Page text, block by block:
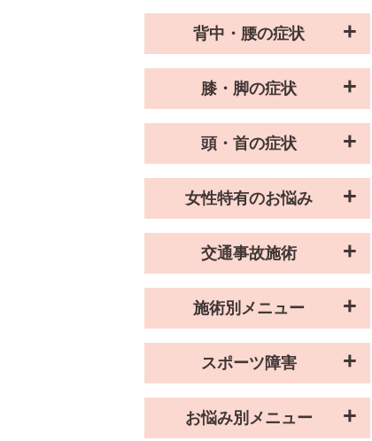
背中・腰の症状
膝・脚の症状
頭・首の症状
女性特有のお悩み
交通事故施術
施術別メニュー
スポーツ障害
お悩み別メニュー